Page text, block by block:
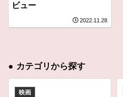
ビュー
2022.11.28
● カテゴリから探す
映画